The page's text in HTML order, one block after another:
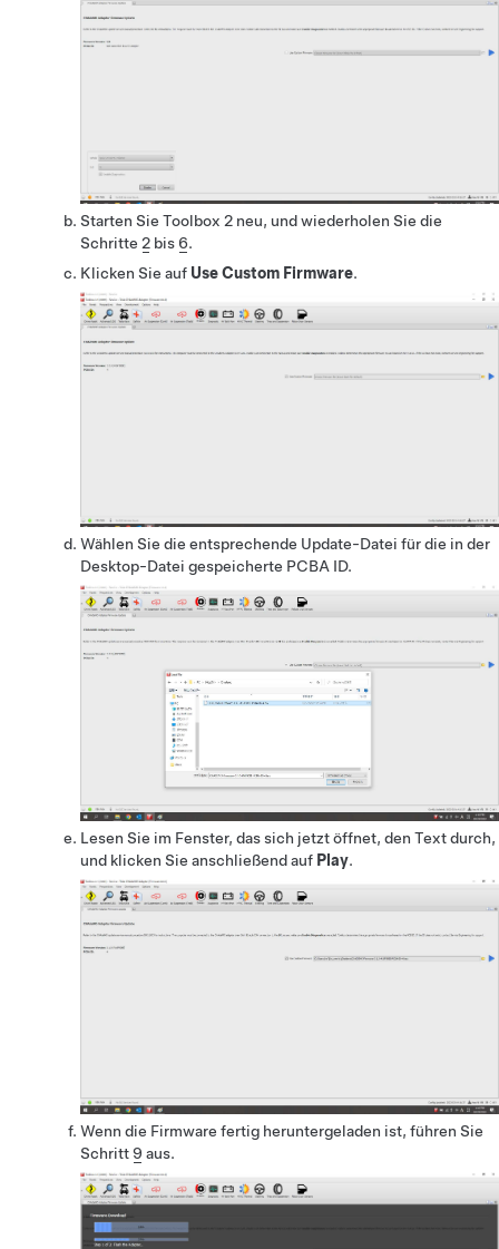
Starten Sie Toolbox 2 neu, und wiederholen Sie die
Schritte 2 bis 6.
Klicken Sie auf Use Custom Firmware.
Wählen Sie die entsprechende Update-Datei für die in der
Desktop-Datei gespeicherte PCBA ID.
Lesen Sie im Fenster, das sich jetzt öffnet, den Text durch,
und klicken Sie anschließend auf Play.
Wenn die Firmware fertig heruntergeladen ist, führen Sie
Schritt9 aus.